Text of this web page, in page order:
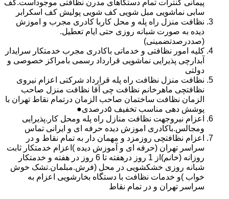
پیمانی کنترات تمام دستگاهای مدرن نظافتی موجوداست.کف
سابی نماشویی مبل شویی کف شویی پولیش کف اسکرابر
نظافت منزل راه پله و محل کاربا کادری مجرب و اموزش
دیده به صورت شبانه روزی حتی ایام تعطیل.
(صددرصدتضمینی)
کلیه امور نظافتی و خدماتی باکادری مجرب خدمتکار سرایدار
آبدارچی پذیرایی نماشویی قرارداد رسمی بامراکز خصوصی و
دولتی
نظافت منزل نظافت راه پله قرارداد شرکتی اعزام نیروی
نظافتچی ماهرخانم نظافت چی آقا نظافت منزل صاحب
الزمان نظافت ساختمان صاحب الزمان درتمام نقاط تهران با
پوشش دهی مناسب تخفیف ۵درصدی●
اعزام نیروجهت نظافت منازل راه پله ومحل کار.پذیرایی
ومجالس.باکادری اموزش دیده حرفه ای و ایرانی تماس
اعزام نظافتچی روزمزد و مهمان دار به تمام نقاط و در
سراسر تهران (حرفه ای و آموزش دیده )اعزام خدمتکار ثابت
روزانه (خانم)از 1 روز درهفته تا 6 روز در هفته و خدمتکار
شبانه روزی خشکشویی در محل (فرش.مبلمان.تشک خوش
خواب )و خدمات نظافت با دستگاه بخارشویی اعزام به
سراسر تهران و در تمام نقاط